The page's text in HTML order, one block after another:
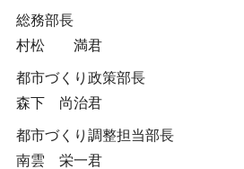
総務部長
村松 満君
都市づくり政策部長
森下 尚治君
都市づくり調整担当部長
南雲 栄一君